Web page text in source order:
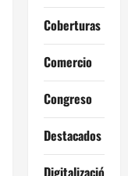
Coberturas
Comercio
Congreso
Destacados
Digitalización